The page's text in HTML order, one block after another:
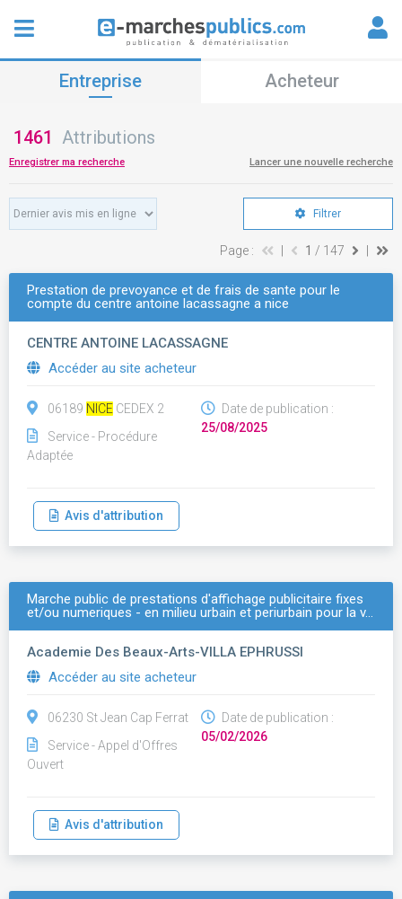
Entreprise Acheteur
1461 Attributions
Enregistrer ma recherche Lancer une nouvelle recherche
Filtrer
Page : 1 / 147
Prestation de prevoyance et de frais de sante pour le
compte du centre antoine lacassagne a nice
CENTRE ANTOINE LACASSAGNE
Accéder au site acheteur
06189 NICE CEDEX 2
Service - Procédure
Adaptée
Date de publication :
25/08/2025
Avis d'attribution
Marche public de prestations d'affichage publicitaire fixes
et/ou numeriques - en milieu urbain et periurbain pour la v…
Academie Des Beaux-Arts-VILLA EPHRUSSI
Accéder au site acheteur
06230 St Jean Cap Ferrat
Service - Appel d'Offres
Ouvert
Date de publication :
05/02/2026
Avis d'attribution